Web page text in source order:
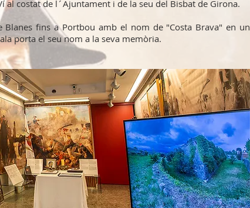
al costat de l´Ajuntament i de la seu del Bisbat de Girona.
fins a Portbou amb el nom de "Costa Brava" en un
porta el seu nom a la seva memòria.